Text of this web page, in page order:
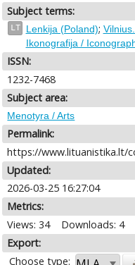
Subject terms:
LT Lenkija (Poland);
Ikonografija /
ISSN:
1232-7468
Subject area:
Menotyra / Arts
Permalink:
https://www.lituanistika.lt/
Updated:
2026-03-25 16:27:04
Metrics:
Views: 34
Downloads: 4
Export:
Choose type: